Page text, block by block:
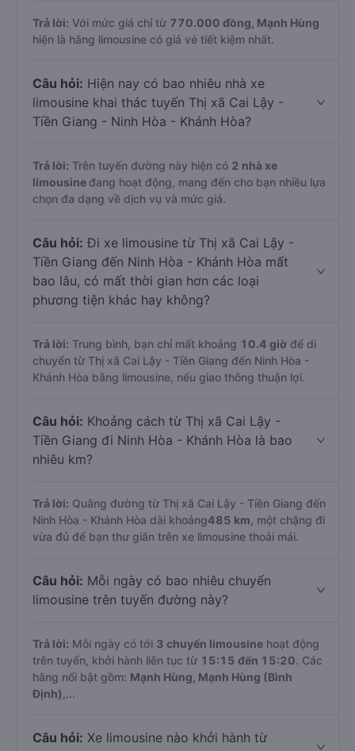
Trả lời: Với mức giá chỉ từ 770.000 đồng, Mạnh Hùng
hiện là hãng limousine có giá vé tiết kiệm nhất.
Câu hỏi: Hiện nay có bao nhiêu nhà xe
limousine khai thác tuyến Thị xã Cai Lậy -
Tiền Giang - Ninh Hòa - Khánh Hòa?
Trả lời: Trên tuyến đường này hiện có 2 nhà xe
limousine đang hoạt động, mang đến cho bạn nhiều lựa
chọn đa dạng về dịch vụ và mức giá.
Câu hỏi: Đi xe limousine từ Thị xã Cai Lậy -
Tiền Giang đến Ninh Hòa - Khánh Hòa mất
bao lâu, có mất thời gian hơn các loại
phương tiện khác hay không?
Trả lời: Trung bình, bạn chỉ mất khoảng 10.4 giờ để di
chuyển từ Thị xã Cai Lậy - Tiền Giang đến Ninh Hòa -
Khánh Hòa bằng limousine, nếu giao thông thuận lợi.
Câu hỏi: Khoảng cách từ Thị xã Cai Lậy -
Tiền Giang đi Ninh Hòa - Khánh Hòa là bao
nhiêu km?
Trả lời: Quãng đường từ Thị xã Cai Lậy - Tiền Giang đến
Ninh Hòa - Khánh Hòa dài khoảng485 km , một chặng đi
vừa đủ để bạn thư giãn trên xe limousine thoải mái.
Câu hỏi: Mỗi ngày có bao nhiêu chuyến
limousine trên tuyến đường này?
Trả lời: Mỗi ngày có tới 3 chuyến limousine hoạt động
trên tuyến, khởi hành liên tục từ 15:15 đến 15:20. Các
hãng nổi bật gồm: Mạnh Hùng, Mạnh Hùng (Bình
Định) ,...
Câu hỏi: Xe limousine nào khởi hành từ